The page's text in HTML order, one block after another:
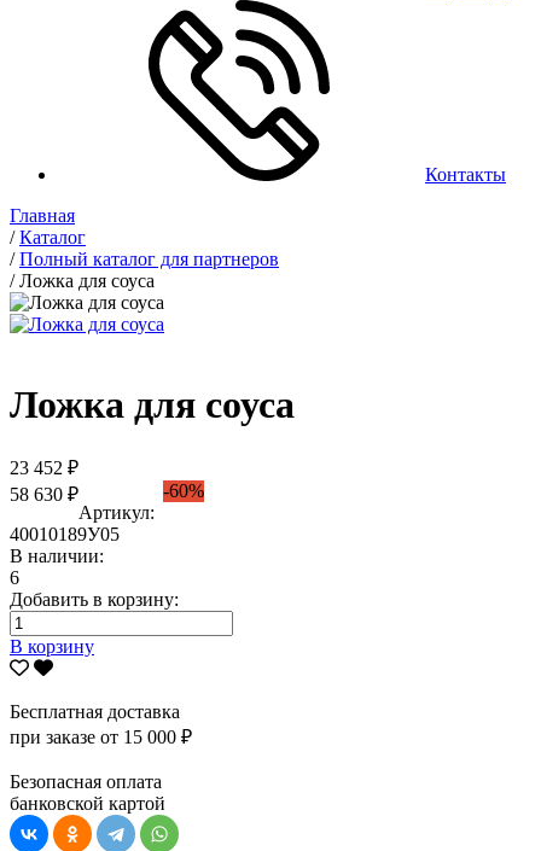
Контакты
Главная
/Каталог
/Полный каталог для партнеров
/Ложка для соуса
Ложка для соуса
23 452 ₽
58 630 ₽
-60%
Артикул:
40010189У05
В наличии:
6
Добавить в корзину:
В корзину
Бесплатная доставка
при заказе от 15 000 ₽
Безопасная оплата
банковской картой